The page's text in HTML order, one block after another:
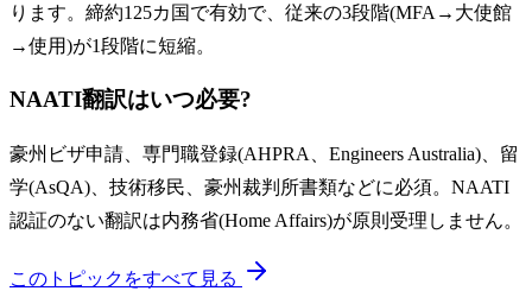
ります。締約125カ国で有効で、従来の3段階(MFA→大使館
→使用)が1段階に短縮。
NAATI翻訳はいつ必要?
豪州ビザ申請、専門職登録(AHPRA、Engineers Australia)、留
学(AsQA)、技術移民、豪州裁判所書類などに必須。NAATI
認証のない翻訳は内務省(Home Affairs)が原則受理しません。
このトピックをすべて見る